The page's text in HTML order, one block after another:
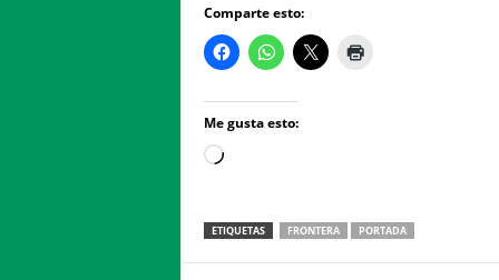
Comparte esto:
Me gusta esto:
Loading…
ETIQUETAS FRONTERA PORTADA